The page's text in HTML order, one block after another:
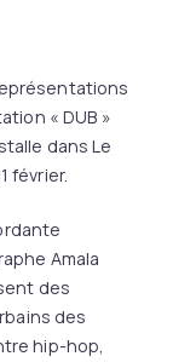
« DUB »
dans Le
février.
Amala
des
des
hip-hop,